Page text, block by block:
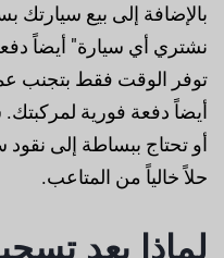
بالإضافة إلى بيع
نشتري أي سيارة" أيضاً
توفر الوقت فقط بتجنب
أيضاً دفعة فورية
أو تحتاج ببساطة إلى
حلاً خالياً من المتاعب.
لماذا يعد